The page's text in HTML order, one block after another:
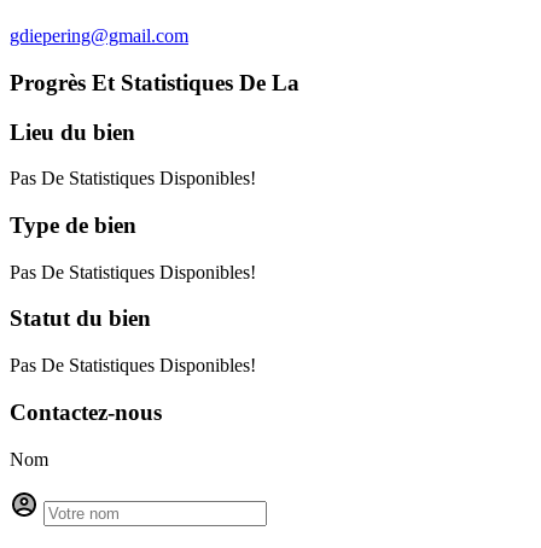
gdiepering@gmail.com
Progrès Et Statistiques De La
Lieu du bien
Pas De Statistiques Disponibles!
Type de bien
Pas De Statistiques Disponibles!
Statutdu bien
Pas De Statistiques Disponibles!
Contactez-nous
Nom